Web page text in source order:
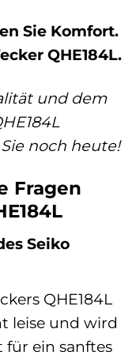
Sie Komfort.
QHE184L.
und dem
noch heute!
Fragen
Seiko
QHE184L
leise und wird
für ein sanftes